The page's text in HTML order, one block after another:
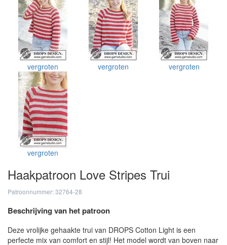
vergroten vergroten vergroten
vergroten
Haakpatroon Love Stripes Trui
Patroonnummer: 32764-28
Beschrijving van het patroon
Deze vrolijke gehaakte trui van DROPS Cotton Light is een
perfecte mix van comfort en stijl! Het model wordt van boven naar